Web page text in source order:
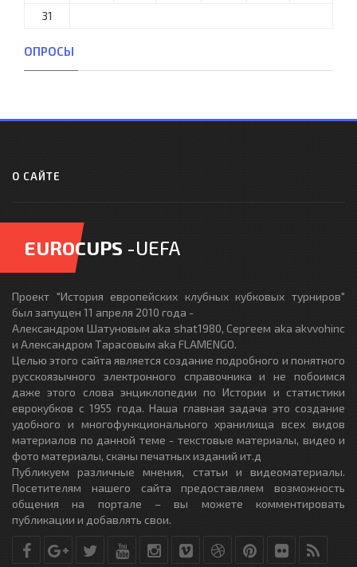
31
ОПРОСЫ
О САЙТЕ
EUROCUPS -UEFA
Проект "История европейских клубных кубковых турниров"
был запущен 11 апреля 2010 года -
Александром Шатуновым aka shat1980, Сергеем aka akvvohinc
и Александром Тарасовым aka FLAMENGO.
Целью этого сайта является создание подробного и понятного
русскоязычного электронного справочника и не побоимся
даже этого слова энциклопедии по Истории и статистики
еврокубков с 1955 года. Наша главная задача это создание
удобного и многофункционального хранилища всех видов
материалов по данной теме - текстовые материалы, видео и
фото материалы, сканы печатных изданий ит.д
Публикуем различные мнения, статьи и видеоматериалы.
Посетителям нашего сайта предоставляем возможность
общения на портале – вы можете комментировать
публикации и добавлять свои.